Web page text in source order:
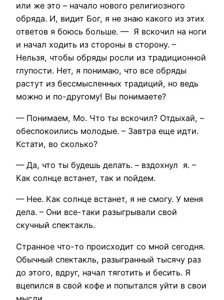
или же это – начало нового религиозного
обряда. И, видит Бог, я не знаю какого из этих
ответов я боюсь больше. — Я вскочил на ноги
и начал ходить из стороны в сторону. –
Нельзя, чтобы обряды росли из традиционной
глупости. Нет, я понимаю, что все обряды
растут из бессмысленных традиций, но ведь
можно и по-другому! Вы понимаете?
— Понимаем, Мо. Что ты вскочил? Отдыхай, –
обеспокоились молодые. – Завтра еще идти.
Кстати, во сколько?
— Да, что ты будешь делать. – вздохнул я. –
Как солнце встанет, так и пойдем.
— Нее. Как солнце встанет, я не смогу. У меня
дела. – Они все-таки разыгрывали свой
скучный спектакль.
Странное что-то происходит со мной сегодня.
Обычный спектакль, разыгранный тысячу раз
до этого, вдруг, начал тяготить и бесить. Я
вцепился в свой кофе и попытался уйти в свои